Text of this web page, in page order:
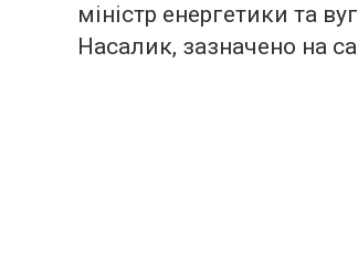
міністр енергетики та
Насалик, зазначено на